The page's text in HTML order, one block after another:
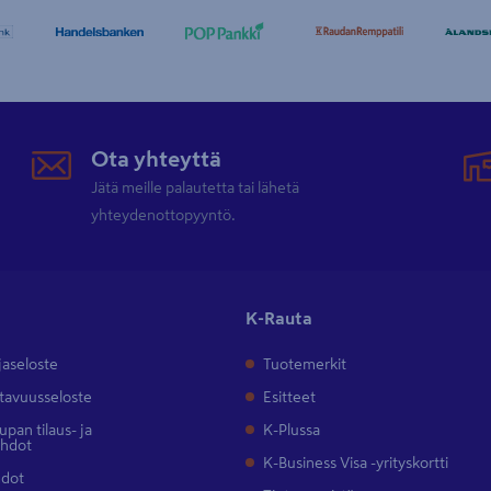
Ota yhteyttä
Jätä meille palautetta tai lähetä
yhteydenottopyyntö.
tilaus- ja
K-Rauta
Tuotemerkit
Esitteet
K-Plussa
K-Business Visa -yrityskortti